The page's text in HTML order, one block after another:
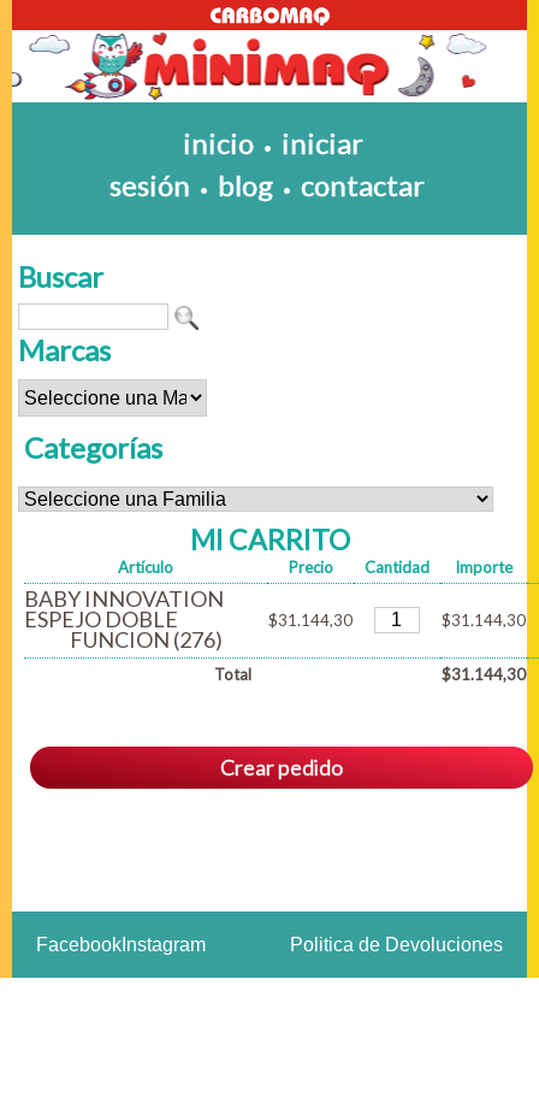
inicio • iniciar
sesión • blog • contactar
Buscar
Marcas
Categorías
MI CARRITO
Artículo Precio Cantidad Importe
BABY INNOVATION
ESPEJO DOBLE
FUNCION (276)
$31.144,30 $31.144,30
Total $31.144,30
Crear pedido
Facebook Instagram Politica de Devoluciones